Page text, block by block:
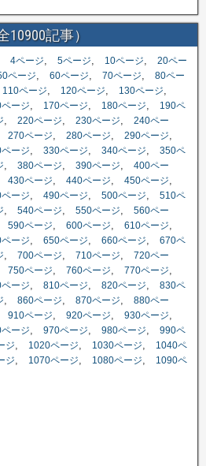
記事）
4ページ, 5ページ, 10ページ, 20ペー
ページ, 60ページ, 70ページ, 80ペー
110ページ, 120ページ, 130ページ,
ージ, 170ページ, 180ページ,
190ペ
, 220ページ, 230ページ, 240ペー
270ページ, 280ページ, 290ページ,
ージ, 330ページ, 340ページ, 350ペ
, 380ページ, 390ページ, 400ペー
430ページ, 440ページ, 450ページ,
ージ, 490ページ, 500ページ, 510ペ
, 540ページ, 550ページ, 560ペー
590ページ, 600ページ, 610ページ,
ージ, 650ページ, 660ページ, 670ペ
, 700ページ, 710ページ, 720ペー
750ページ, 760ページ, 770ページ,
ージ, 810ページ, 820ページ, 830ペ
, 860ページ, 870ページ, 880ペー
910ページ, 920ページ, 930ページ,
ージ, 970ページ, 980ページ, 990ペ
ジ, 1020ページ, 1030ページ,
1040ペ
ジ, 1070ページ, 1080ページ,
1090ペ